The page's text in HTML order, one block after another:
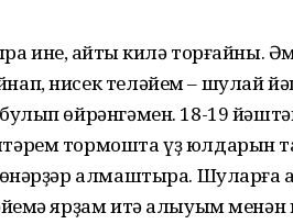
ине, ҡайтҡы килә торғайны.
нисек теләйем – шулай
өйрәнгәмен. 18-19
тормошта үҙ юлдарын
алмаштыра. Шуларға
ярҙам итә алыуым